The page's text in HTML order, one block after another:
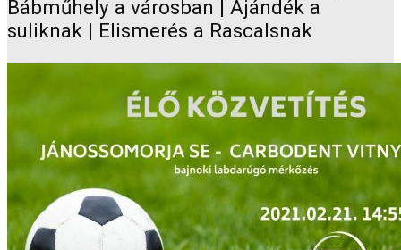
Bábműhely a városban | Ajándék a
suliknak | Elismerés a Rascalsnak